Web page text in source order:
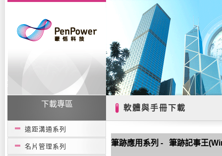
下載專區
遠距溝通系列
名片管理系列
軟體與手冊下載
筆跡應用系列 - 筆跡記事王